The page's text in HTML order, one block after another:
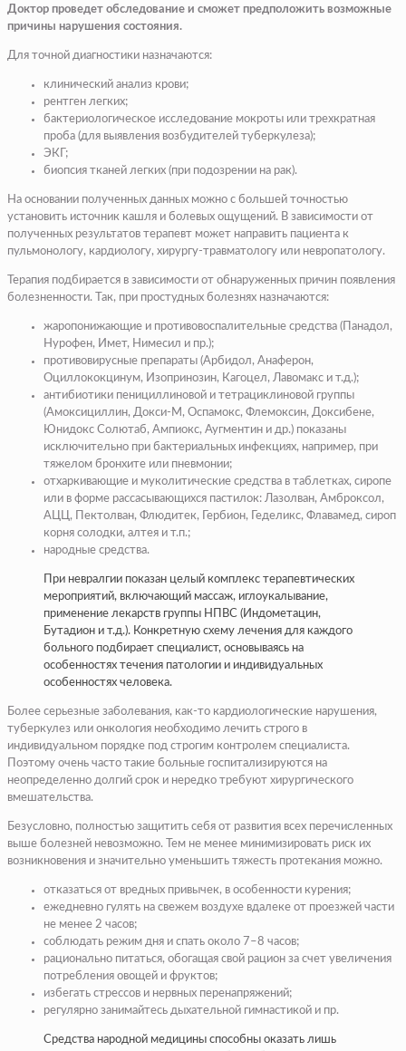
Доктор проведет обследование и сможет предположить возможные
причины нарушения состояния.
Для точной диагностики назначаются:
клинический анализ крови;
рентген легких;
бактериологическое исследование мокроты или трехкратная
проба (для выявления возбудителей туберкулеза);
ЭКГ;
биопсия тканей легких (при подозрении на рак).
На основании полученных данных можно с большей точностью
установить источник кашля и болевых ощущений. В зависимости от
полученных результатов терапевт может направить пациента к
пульмонологу, кардиологу, хирургу-травматологу или невропатологу.
Терапия подбирается в зависимости от обнаруженных причин появления
болезненности. Так, при простудных болезнях назначаются:
жаропонижающие и противовоспалительные средства (Панадол,
Нурофен, Имет, Нимесил и пр.);
противовирусные препараты (Арбидол, Анаферон,
Оциллококцинум, Изопринозин, Кагоцел, Лавомакс и т.д.);
антибиотики пенициллиновой и тетрациклиновой группы
(Амоксициллин, Докси-М, Оспамокс, Флемоксин, Доксибене,
Юнидокс Солютаб, Ампиокс, Аугментин и др.) показаны
исключительно при бактериальных инфекциях, например, при
тяжелом бронхите или пневмонии;
отхаркивающие и муколитические средства в таблетках, сиропе
или в форме рассасывающихся пастилок: Лазолван, Амброксол,
АЦЦ, Пектолван, Флюдитек, Гербион, Геделикс, Флавамед, сироп
корня солодки, алтея и т.п.;
народные средства.
При невралгии показан целый комплекс терапевтических
мероприятий, включающий массаж, иглоукалывание,
применение лекарств группы НПВС (Индометацин,
Бутадион и т.д.). Конкретную схему лечения для каждого
больного подбирает специалист, основываясь на
особенностях течения патологии и индивидуальных
особенностях человека.
Более серьезные заболевания, как-то кардиологические нарушения,
туберкулез или онкология необходимо лечить строго в
индивидуальном порядке под строгим контролем специалиста.
Поэтому очень часто такие больные госпитализируются на
неопределенно долгий срок и нередко требуют хирургического
вмешательства.
Безусловно, полностью защитить себя от развития всех перечисленных
выше болезней невозможно. Тем не менее минимизировать риск их
возникновения и значительно уменьшить тяжесть протекания можно.
отказаться от вредных привычек, в особенности курения;
ежедневно гулять на свежем воздухе вдалеке от проезжей части
не менее 2 часов;
соблюдать режим дня и спать около 7–8 часов;
рационально питаться, обогащая свой рацион за счет увеличения
потребления овощей и фруктов;
избегать стрессов и нервных перенапряжений;
регулярно занимайтесь дыхательной гимнастикой и пр.
Средства народной медицины способны оказать лишь